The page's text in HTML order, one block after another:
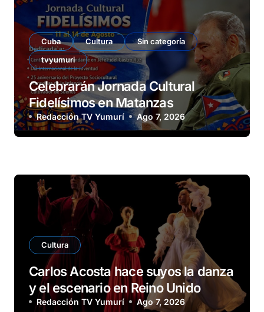
Cuba Cultura
Sin categoría
tvyumuri
Celebrarán Jornada Cultural
Fidelísimos en Matanzas
Redacción TV Yumurí Ago 7, 2026
Cultura
Carlos Acosta hace suyos la danza
y el escenario en Reino Unido
Redacción TV Yumurí Ago 7, 2026